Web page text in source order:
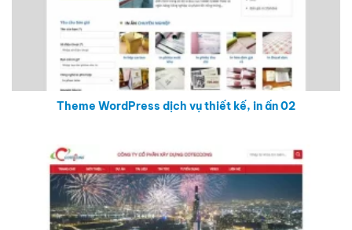
Theme WordPress dịch vụ thiết kế, in ấn 02